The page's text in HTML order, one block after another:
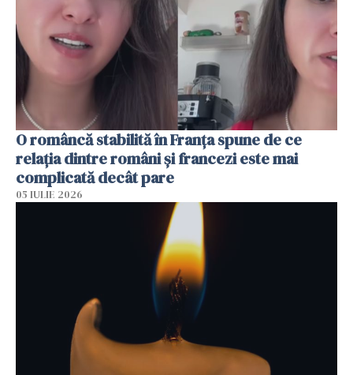
O româncă stabilită în Franța spune de ce
relația dintre români și francezi este mai
complicată decât pare
05 IULIE 2026